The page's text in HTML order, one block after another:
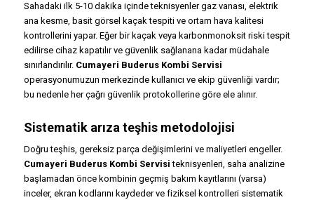
Sahadaki ilk 5-10 dakika içinde teknisyenler gaz vanası, elektrik
ana kesme, basit görsel kaçak tespiti ve ortam hava kalitesi
kontrollerini yapar. Eğer bir kaçak veya karbonmonoksit riski tespit
edilirse cihaz kapatılır ve güvenlik sağlanana kadar müdahale
sınırlandırılır. Cumayeri Buderus Kombi Servisi
operasyonumuzun merkezinde kullanıcı ve ekip güvenliği vardır;
bu nedenle her çağrı güvenlik protokollerine göre ele alınır.
Sistematik arıza teşhis metodolojisi
Doğru teşhis, gereksiz parça değişimlerini ve maliyetleri engeller.
Cumayeri Buderus Kombi Servisi teknisyenleri, saha analizine
başlamadan önce kombinin geçmiş bakım kayıtlarını (varsa)
inceler, ekran kodlarını kaydeder ve fiziksel kontrolleri sistematik